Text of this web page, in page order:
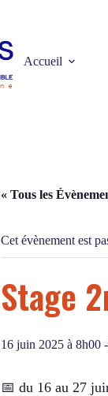
Accueil
« Tous les
Cet évènement est
Stage
16 juin 2025 à 8h00 -
📅 du 16 au 27